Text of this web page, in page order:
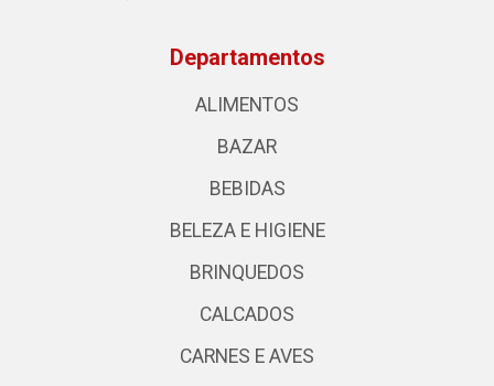
Departamentos
ALIMENTOS
BAZAR
BEBIDAS
BELEZA E HIGIENE
BRINQUEDOS
CALCADOS
CARNES E AVES